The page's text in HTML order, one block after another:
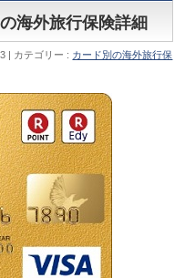
海外旅行保険詳細
カテゴリー : カード別の海外旅行保